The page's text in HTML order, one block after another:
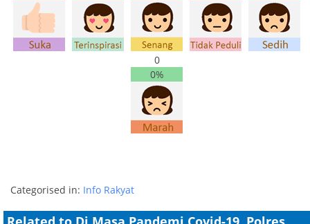
0
0%
Categorised in: Info Rakyat